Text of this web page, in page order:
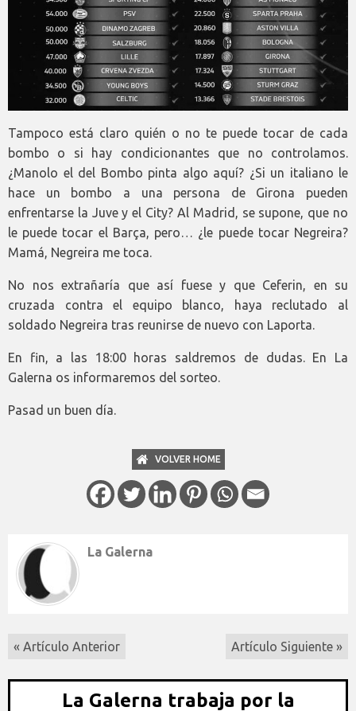
Tampoco está claro quién o no te puede tocar de cada
bombo o si hay condicionantes que no controlamos.
¿Manolo el del Bombo pinta algo aquí? ¿Si un italiano le
hace un bombo a una persona de Girona pueden
enfrentarse la Juve y el City? Al Madrid, se supone, que no
le puede tocar el Barça, pero… ¿le puede tocar Negreira?
Mamá, Negreira me toca.
No nos extrañaría que así fuese y que Ceferin, en su
cruzada contra el equipo blanco, haya reclutado al
soldado Negreira tras reunirse de nuevo con Laporta.
En fin, a las 18:00 horas saldremos de dudas. En La
Galerna os informaremos del sorteo.
Pasad un buen día.
VOLVER HOME
La Galerna
« Artículo Anterior Artículo Siguiente »
La Galerna trabaja por la